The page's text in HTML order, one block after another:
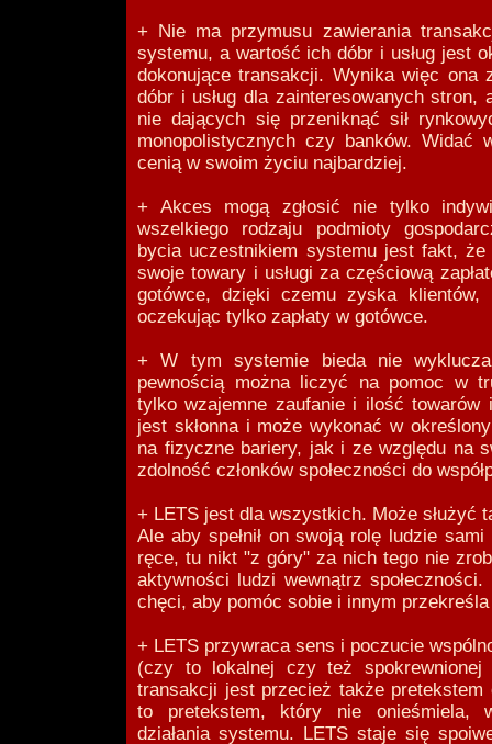
+ Nie ma przymusu zawierania
systemu, a wartość ich dóbr i usług jest
dokonujące transakcji. Wynika więc ona
dóbr i usług dla zainteresowanych
nie dających się przeniknąć sił
monopolistycznych czy banków. Widać
cenią w swoim życiu najbardziej.
+ Akces mogą zgłosić nie tylko
wszelkiego rodzaju podmioty
bycia uczestnikiem systemu jest fakt,
swoje towary i usługi za częściową
gotówce, dzięki czemu zyska klientów,
oczekując tylko zapłaty w gotówce.
+ W tym systemie bieda nie
pewnością można liczyć na pomoc w
tylko wzajemne zaufanie i ilość towarów
jest skłonna i może wykonać w
na fizyczne bariery, jak i ze względu na
zdolność członków społeczności do
+ LETS jest dla wszystkich. Może służyć
Ale aby spełnił on swoją rolę ludzie
ręce, tu nikt "z góry" za nich tego nie
aktywności ludzi wewnątrz
chęci, aby pomóc sobie i innym
+ LETS przywraca sens i poczucie
(czy to lokalnej czy też spokrewnionej
transakcji jest przecież także pretekstem
to pretekstem, który nie onieśmiela,
działania systemu. LETS staje się